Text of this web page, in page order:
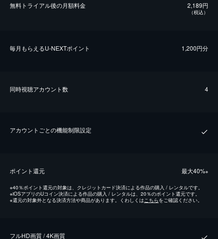
無料トライアル後の⽉額料金 2,189円
（税込）
毎⽉もらえるU-NEXTポイント 1,200円分
同時視聴アカウント数 4
アカウントごとの機能制限設定
ポイント還元 最⼤40%※
※40％ポイント還元の対象は、クレジットカード決済による作品の購入 / レンタルです。
※iOSアプリのUコイン決済による作品の購入 / レンタルは、20％のポイント還元です。
※還元の対象外となる決済方法や商品があります。くわしくは こちらをご確認ください。
フルHD画質 / 4K画質